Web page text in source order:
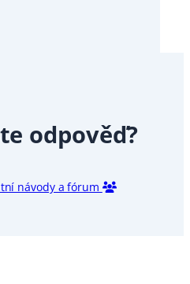
odpověď?
návody a fórum